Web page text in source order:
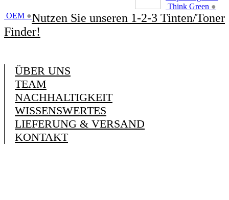
Think Green ●
OEM ●Nutzen Sie unseren 1-2-3 Tinten/Toner
Finder!
ÜBER UNS
TEAM
NACHHALTIGKEIT
WISSENSWERTES
LIEFERUNG & VERSAND
KONTAKT